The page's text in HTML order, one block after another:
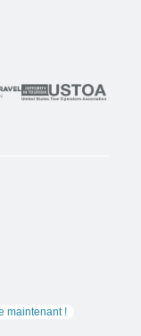
maintenant !